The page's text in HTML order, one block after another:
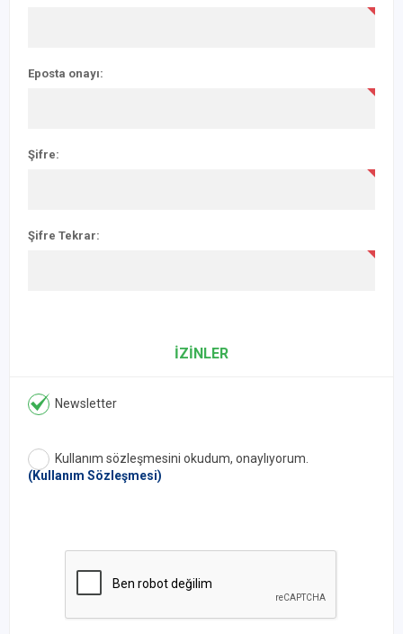
Eposta onayı:
Şifre:
Şifre Tekrar:
İZİNLER
Newsletter
Kullanım sözleşmesini okudum, onaylıyorum.
(Kullanım Sözleşmesi)